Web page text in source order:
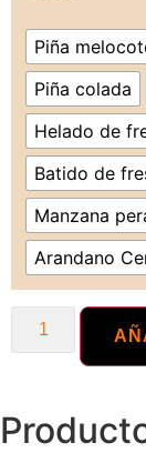
Piña
Piña colada
Helado de
Batido de
Manzana
Arandano